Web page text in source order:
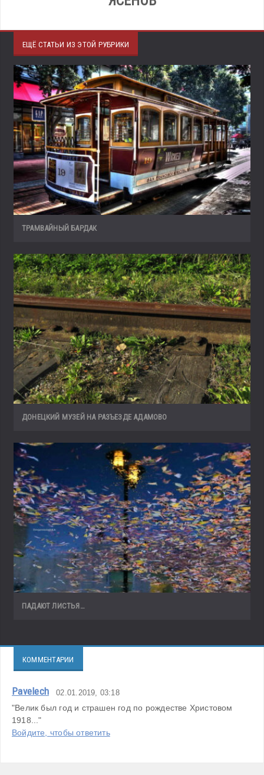
ЕЩЁ СТАТЬИ ИЗ ЭТОЙ РУБРИКИ
ТРАМВАЙНЫЙ БАРДАК
ДОНЕЦКИЙ МУЗЕЙ НА РАЗЪЕЗДЕ АДАМОВО
ПАДАЮТ ЛИСТЬЯ…
КОММЕНТАРИИ
Pavelech 02.01.2019, 03:18
"Велик был год и страшен год по рождестве Христовом
1918..."
Войдите, чтобы ответить